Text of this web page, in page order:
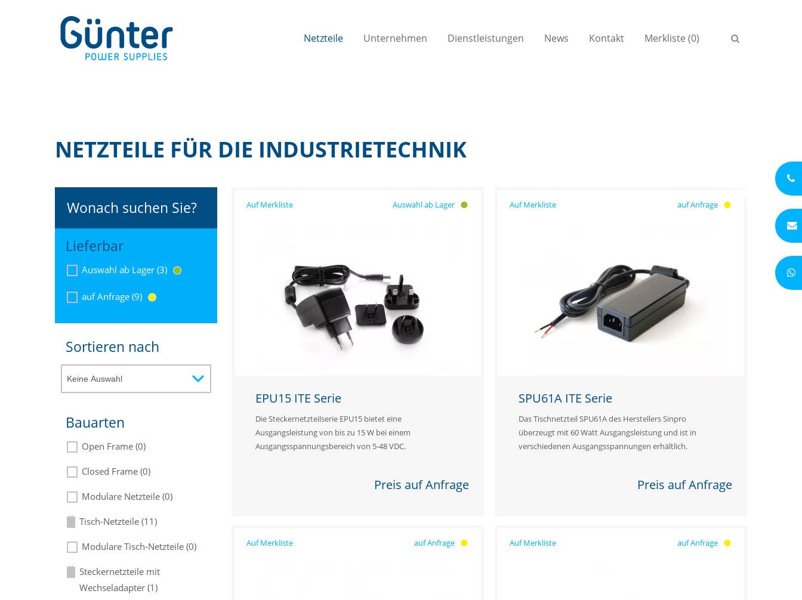
Netzteile Unternehmen Dienstleistungen News Kontakt Merkliste (0)
NETZTEILE FÜR DIE INDUSTRIETECHNIK
Wonach suchen Sie?
Lieferbar
Auswahl ab Lager (3)
auf Anfrage (9)
Sortieren nach
Bauarten
Open Frame (0)
Closed Frame (0)
Modulare Netzteile (0)
Tisch-Netzteile (11)
Modulare Tisch-Netzteile (0)
Steckernetzteile mit
Wechseladapter (1)
Auswahl ab Lager
EPU15 ITE Serie
Die Steckernetzteilserie EPU15 bietet eine
Ausgangsleistung von bis zu 15 W bei einem
Ausgangsspannungsbereich von 5-48 VDC.
Preis auf Anfrage
auf Anfrage
SPU61A ITE Serie
Das Tischnetzteil SPU61A des Herstellers Sinpro
überzeugt mit 60 Watt Ausgangsleistung und ist in
verschiedenen Ausgangsspannungen erhältlich.
Preis auf Anfrage
auf Anfrage auf Anfrage